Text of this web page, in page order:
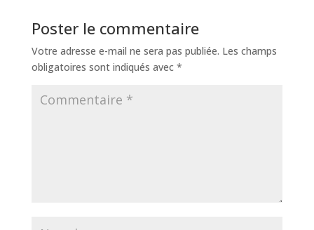
Poster le commentaire
Votre adresse e-mail ne sera pas publiée. Les champs
obligatoires sont indiqués avec *